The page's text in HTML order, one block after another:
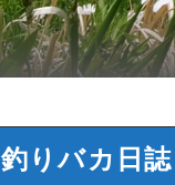
釣りバカ日